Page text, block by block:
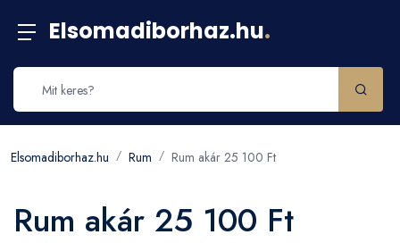
Elsomadiborhaz.hu.
Elsomadiborhaz.hu Rum Rum akár 25 100 Ft
Rum akár 25 100 Ft